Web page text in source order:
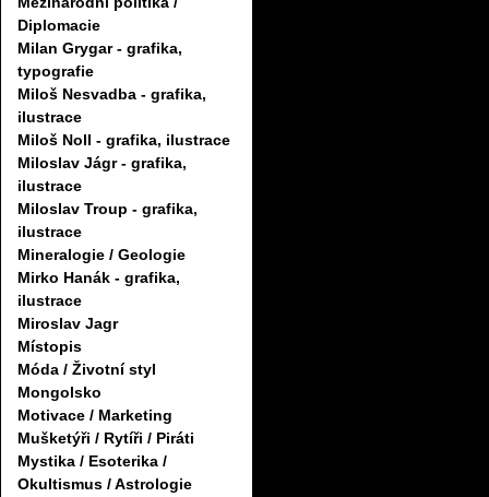
Diplomacie
Milan Grygar - grafika,
typografie
Miloš Nesvadba - grafika,
ilustrace
Miloš Noll - grafika, ilustrace
Miloslav Jágr - grafika,
ilustrace
Miloslav Troup - grafika,
ilustrace
Mineralogie / Geologie
Mirko Hanák - grafika,
ilustrace
Miroslav Jagr
Místopis
Móda / Životní styl
Mongolsko
Motivace / Marketing
Mušketýři / Rytíři / Piráti
Mystika / Esoterika /
Okultismus / Astrologie